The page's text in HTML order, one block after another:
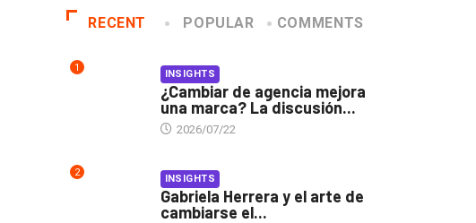
RECENT POPULAR COMMENTS
1 INSIGHTS
¿Cambiar de agencia mejora
una marca? La discusión...
2026/07/22
2 INSIGHTS
Gabriela Herrera y el arte de
cambiarse el...